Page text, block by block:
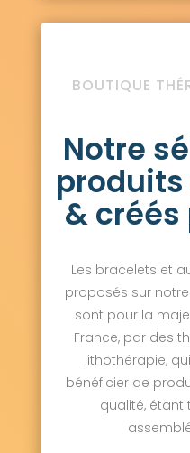
BOUTIQUE
Notre
&
Les bracelets et
proposés sur
sont pour la
France, par des
lithothérapie,
bénéficier de
qualité, étant